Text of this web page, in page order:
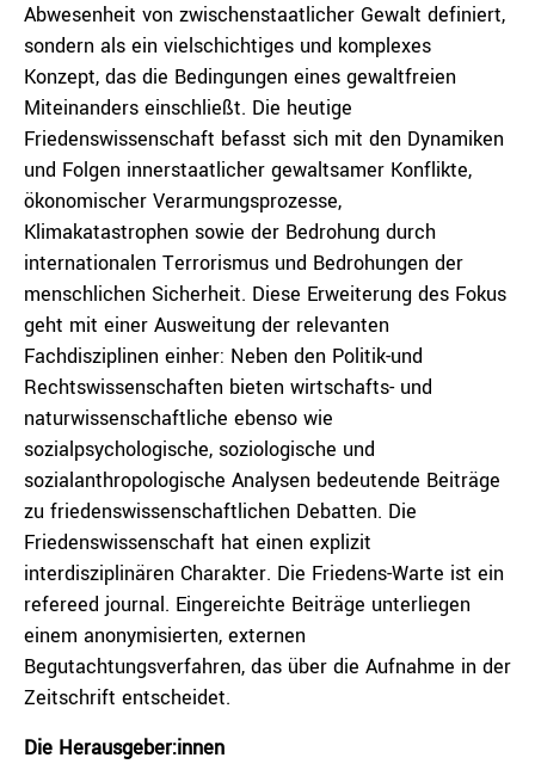
Abwesenheit von zwischenstaatlicher Gewalt definiert,
sondern als ein vielschichtiges und komplexes
Konzept, das die Bedingungen eines gewaltfreien
Miteinanders einschließt. Die heutige
Friedenswissenschaft befasst sich mit den Dynamiken
und Folgen innerstaatlicher gewaltsamer Konflikte,
ökonomischer Verarmungsprozesse,
Klimakatastrophen sowie der Bedrohung durch
internationalen Terrorismus und Bedrohungen der
menschlichen Sicherheit. Diese Erweiterung des Fokus
geht mit einer Ausweitung der relevanten
Fachdisziplinen einher: Neben den Politik-und
Rechtswissenschaften bieten wirtschafts- und
naturwissenschaftliche ebenso wie
sozialpsychologische, soziologische und
sozialanthropologische Analysen bedeutende Beiträge
zu friedenswissenschaftlichen Debatten. Die
Friedenswissenschaft hat einen explizit
interdisziplinären Charakter. Die Friedens-Warte ist ein
refereed journal. Eingereichte Beiträge unterliegen
einem anonymisierten, externen
Begutachtungsverfahren, das über die Aufnahme in der
Zeitschrift entscheidet.
Die Herausgeber:innen